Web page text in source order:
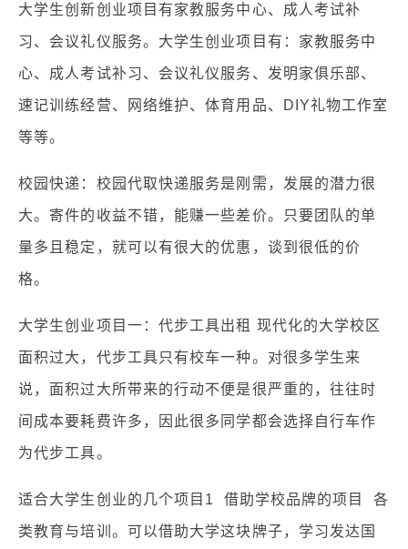
大学生创新创业项目有家教服务中心、成人考试补
习、会议礼仪服务。大学生创业项目有：家教服务中
心、成人考试补习、会议礼仪服务、发明家俱乐部、
速记训练经营、网络维护、体育用品、DIY礼物工作室
等等。
校园快递：校园代取快递服务是刚需，发展的潜力很
大。寄件的收益不错，能赚一些差价。只要团队的单
量多且稳定，就可以有很大的优惠，谈到很低的价
格。
大学生创业项目一：代步工具出租 现代化的大学校区
面积过大，代步工具只有校车一种。对很多学生来
说，面积过大所带来的行动不便是很严重的，往往时
间成本要耗费许多，因此很多同学都会选择自行车作
为代步工具。
适合大学生创业的几个项目1 借助学校品牌的项目 各
类教育与培训。可以借助大学这块牌子，学习发达国